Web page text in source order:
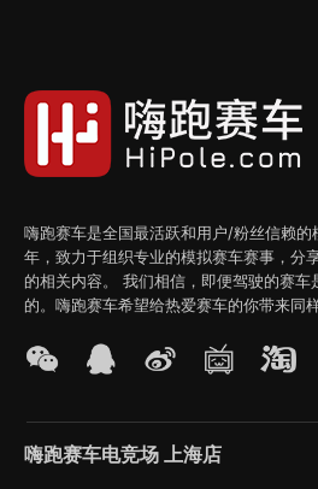
嗨跑赛车是全国最活跃和用户/粉丝信赖
年，致力于组织专业的模拟赛车赛事，分
的相关内容。 我们相信，即便驾驶的赛
的。嗨跑赛车希望给热爱赛车的你带来同
嗨跑赛车电竞场 上海店